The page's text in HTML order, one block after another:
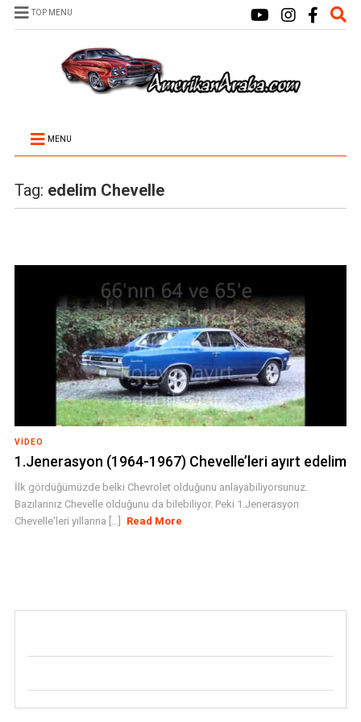
TOP MENU
MENU
Tag: edelim Chevelle
VIDEO
1.Jenerasyon (1964-1967) Chevelle’leri ayırt edelim
İlk gördüğümüzde belki Chevrolet olduğunu anlayabiliyorsunuz.
Bazılarınız Chevelle olduğunu da bilebiliyor. Peki 1.Jenerasyon
Chevelle'leri yıllarına [...]
Read More